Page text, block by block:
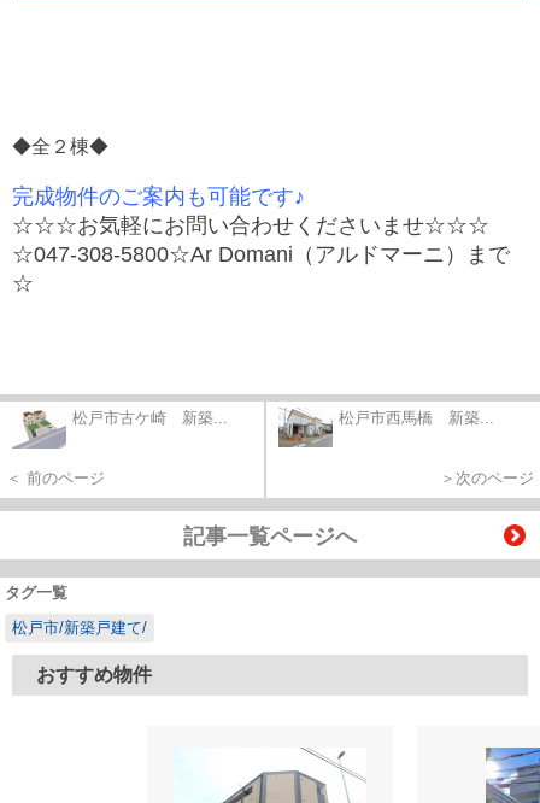
◆全２棟◆
完成物件のご案内も可能です♪
☆☆☆お気軽にお問い合わせくださいませ☆☆☆
☆047-308-5800☆Ar Domani（アルドマーニ）まで
☆
松戸市古ケ崎 新築...
＜ 前のページ
松戸市西馬橋 新築...
＞次のページ
記事一覧ページへ
タグ一覧
松戸市/新築戸建て/
おすすめ物件